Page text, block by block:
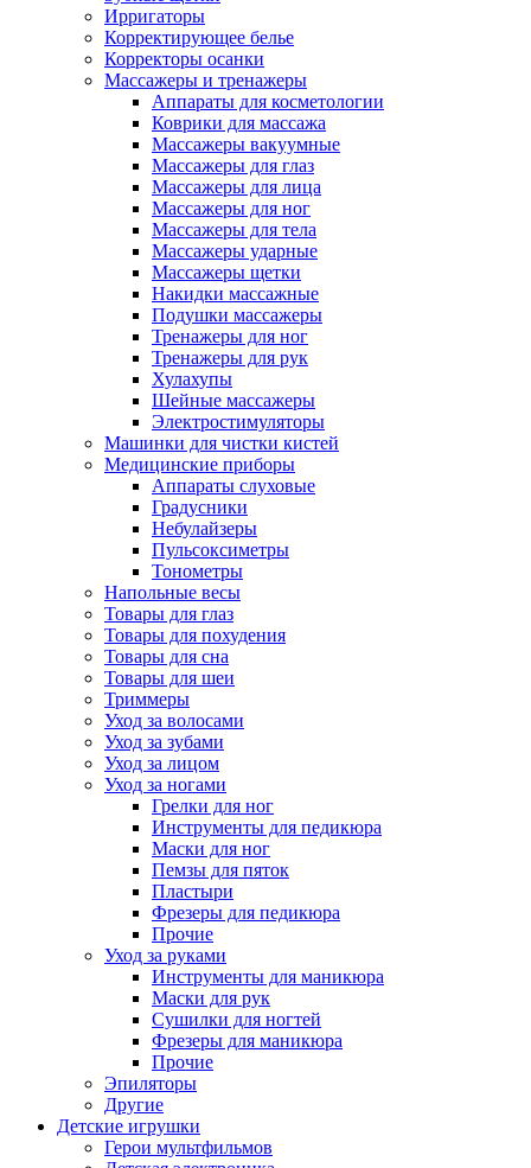
Ирригаторы
Корректирующее белье
Корректоры осанки
Массажеры и тренажеры
Аппараты для косметологии
Коврики для массажа
Массажеры вакуумные
Массажеры для глаз
Массажеры для лица
Массажеры для ног
Массажеры для тела
Массажеры ударные
Массажеры щетки
Накидки массажные
Подушки массажеры
Тренажеры для ног
Тренажеры для рук
Хулахупы
Шейные массажеры
Электростимуляторы
Машинки для чистки кистей
Медицинские приборы
Аппараты слуховые
Градусники
Небулайзеры
Пульсоксиметры
Тонометры
Напольные весы
Товары для глаз
Товары для похудения
Товары для сна
Товары для шеи
Триммеры
Уход за волосами
Уход за зубами
Уход за лицом
Уход за ногами
Грелки для ног
Инструменты для педикюра
Маски для ног
Пемзы для пяток
Пластыри
Фрезеры для педикюра
Прочие
Уход за руками
Инструменты для маникюра
Маски для рук
Сушилки для ногтей
Фрезеры для маникюра
Прочие
Эпиляторы
Другие
Детские игрушки
Герои мультфильмов